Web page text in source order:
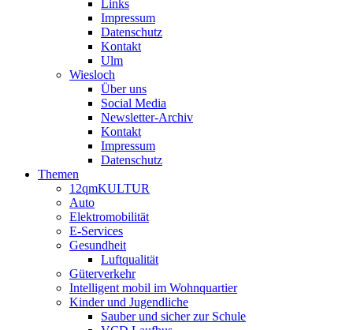
Links
Impressum
Datenschutz
Kontakt
Ulm
Wiesloch
Über uns
Social Media
Newsletter-Archiv
Kontakt
Impressum
Datenschutz
Themen
12qmKULTUR
Auto
Elektromobilität
E-Services
Gesundheit
Luftqualität
Güterverkehr
Intelligent mobil im Wohnquartier
Kinder und Jugendliche
Sauber und sicher zur Schule